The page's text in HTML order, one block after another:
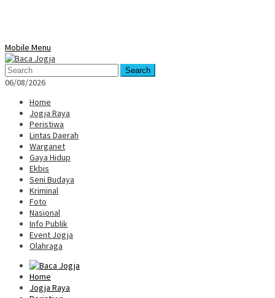
Mobile Menu
Search
06/08/2026
Home
Jogja Raya
Peristiwa
Lintas Daerah
Warganet
Gaya Hidup
Ekbis
Seni Budaya
Kriminal
Foto
Nasional
Info Publik
Event Jogja
Olahraga
Home
Jogja Raya